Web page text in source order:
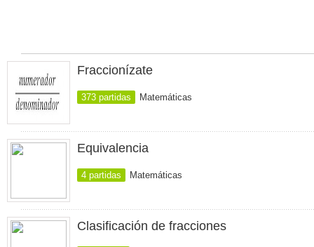
Fraccionízate
373 partidas Matemáticas
Equivalencia
4 partidas Matemáticas
Clasificación de fracciones